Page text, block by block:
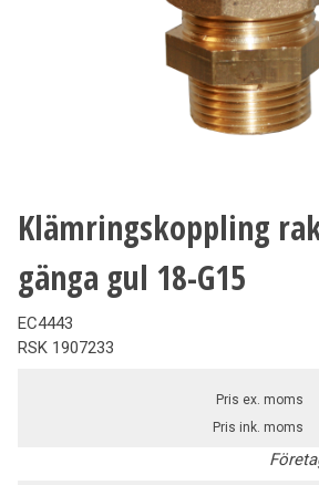
Klämringskoppling
gänga gul 18-G15
EC4443
RSK 1907233
Pris ex. moms
Pris ink. moms